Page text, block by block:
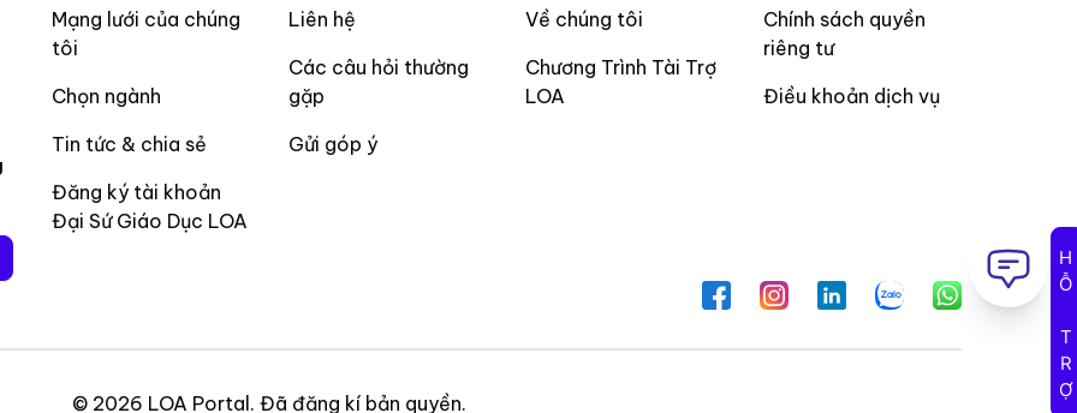
Mạng lưới của chúng
tôi
Chọn ngành
Tin tức & chia sẻ
Đăng ký tài khoản
Đại Sứ Giáo Dục LOA
Liên hệ
Các câu hỏi thường
gặp
Gửi góp ý
Về chúng tôi
Chương Trình Tài Trợ
LOA
Chính sách quyền
riêng tư
Điều khoản dịch vụ
FacebookInstagramLinkedInZalo WhatsApp
© 2026 LOA Portal . Đã đăng kí bản quyền. HỖ TRỢ